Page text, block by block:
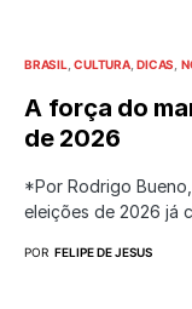
BRASIL CULTURA DICAS
A força do
de 2026
*Por Rodrigo
eleições de 2026 já
POR FELIPE DE JESUS